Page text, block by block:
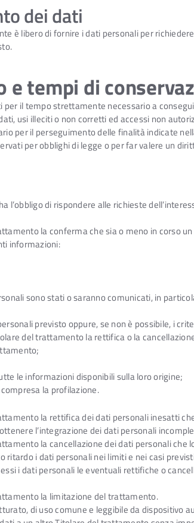
dei dati
è libero di fornire i dati personali per
tempi di
il tempo strettamente necessario a
usi illeciti o non corretti ed accessi non
per il perseguimento delle finalità indicate
per obblighi di legge o per far valere un
l’obbligo di rispondere alle richieste
la conferma che sia o meno in corso
informazioni:
sono stati o saranno comunicati, in
previsto oppure, se non è possibile, i
del trattamento la rettifica o la
le informazioni disponibili sulla loro origine;
la profilazione.
la rettifica dei dati personali inesatti
l’integrazione dei dati personali
la cancellazione dei dati personali
ritardo i dati personali nei limiti e nei casi
i dati personali le eventuali rettifiche o
la limitazione del trattamento.
di uso comune e leggibile da dispositivo